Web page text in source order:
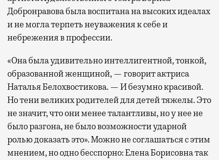
Добронравова была воспитана на высоких идеалах
и не могла терпеть неуважения к себе и
небрежения в профессии.
«Она была удивительно интеллигентной, тонкой,
образованной женщиной, — говорит актриса
Наталья Белохвостикова. — И безумно красивой.
Но тени великих родителей для детей тяжелы. Это
не значит, что они менее талантливы, но у нее не
было разгона, не было возможности ударной
ролью доказать это». Можно не соглашаться с этим
мнением, но одно бесспорно: Елена Борисовна так